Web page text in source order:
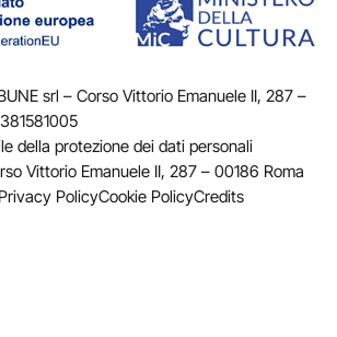
srl – Corso Vittorio Emanuele II, 287 –
della protezione dei dati personali
Vittorio Emanuele II, 287 – 00186 Roma
Privacy PolicyCookie PolicyCredits